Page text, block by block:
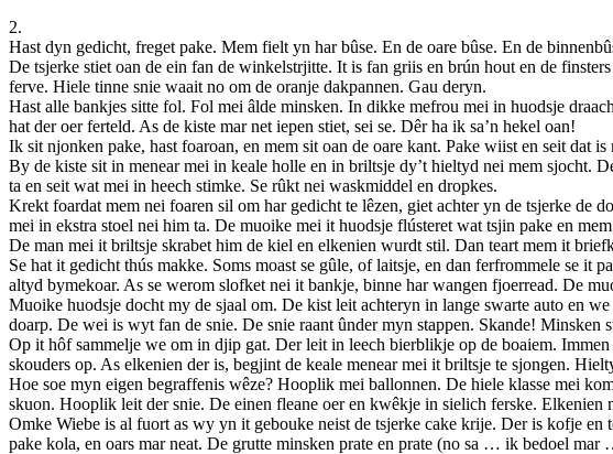
2.
Hast dyn gedicht, freget pake. Mem fielt yn har bûse. En de oare bûse. En de
De tsjerke stiet oan de ein fan de winkelstrjitte. It is fan griis en brún hout en de
ferve. Hiele tinne snie waait no om de oranje dakpannen. Gau deryn.
Hast alle bankjes sitte fol. Fol mei âlde minsken. In dikke mefrou mei in huodsje
hat der oer ferteld. As de kiste mar net iepen stiet, sei se. Dêr ha ik sa’n hekel oan!
Ik sit njonken pake, hast foaroan, en mem sit oan de oare kant. Pake wiist en seit dat
By de kiste sit in menear mei in keale holle en in briltsje dy’t hieltyd nei mem sjocht.
ta en seit wat mei in heech stimke. Se rûkt nei waskmiddel en dropkes.
Krekt foardat mem nei foaren sil om har gedicht te lêzen, giet achter yn de tsjerke
mei in ekstra stoel nei him ta. De muoike mei it huodsje flústeret wat tsjin pake en
De man mei it briltsje skrabet him de kiel en elkenien wurdt stil. Dan teart mem it
Se hat it gedicht thús makke. Soms moast se gûle, of laitsje, en dan ferfrommele se
altyd bymekoar. As se werom slofket nei it bankje, binne har wangen fjoerread. De
Muoike huodsje docht my de sjaal om. De kist leit achteryn in lange swarte auto en
doarp. De wei is wyt fan de snie. De snie raant ûnder myn stappen. Skande!
Op it hôf sammelje we om in djip gat. Der leit in leech bierblikje op de boaiem.
skouders op. As elkenien der is, begjint de keale menear mei it briltsje te sjongen.
Hoe soe myn eigen begraffenis wêze? Hooplik mei ballonnen. De hiele klasse mei
skuon. Hooplik leit der snie. De einen fleane oer en kwêkje in sielich ferske. Elkenien
Omke Wiebe is al fuort as wy yn it gebouke neist de tsjerke cake krije. Der is kofje
pake kola, en oars mar neat. De grutte minsken prate en prate (no sa … ik bedoel